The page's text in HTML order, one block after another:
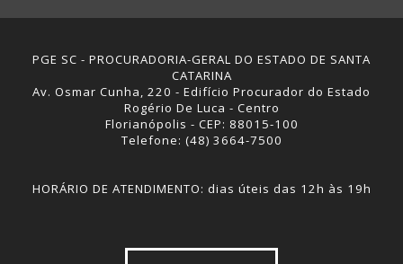
PGE SC - PROCURADORIA-GERAL DO ESTADO DE SANTA
CATARINA
Av. Osmar Cunha, 220 - Edifício Procurador do Estado
Rogério De Luca - Centro
Florianópolis - CEP: 88015-100
Telefone: (48) 3664-7500
HORÁRIO DE ATENDIMENTO: dias úteis das 12h às 19h